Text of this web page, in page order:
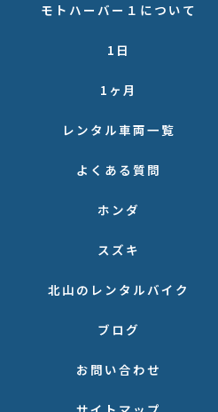
モトハーバー１について
1日
1ヶ月
レンタル車両一覧
よくある質問
ホンダ
スズキ
北山のレンタルバイク
ブログ
お問い合わせ